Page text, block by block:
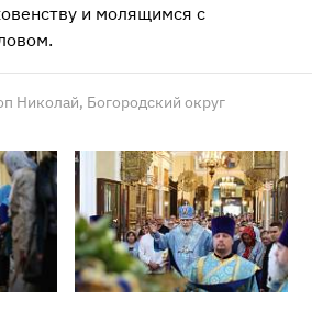
и молящимся с
Николай, Богородский округ